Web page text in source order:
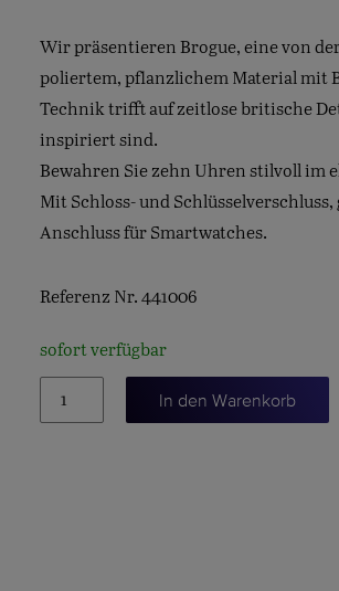
Wir präsentieren Brogue, eine von
poliertem, pflanzlichem Material mit
Technik trifft auf zeitlose britische
inspiriert sind.
Bewahren Sie zehn Uhren stilvoll im
Mit Schloss- und
Anschluss für Smartwatches.
Referenz Nr. 441006
sofort verfügbar
UHRENSCHATULLE
"BROGUE"
In den Warenkorb